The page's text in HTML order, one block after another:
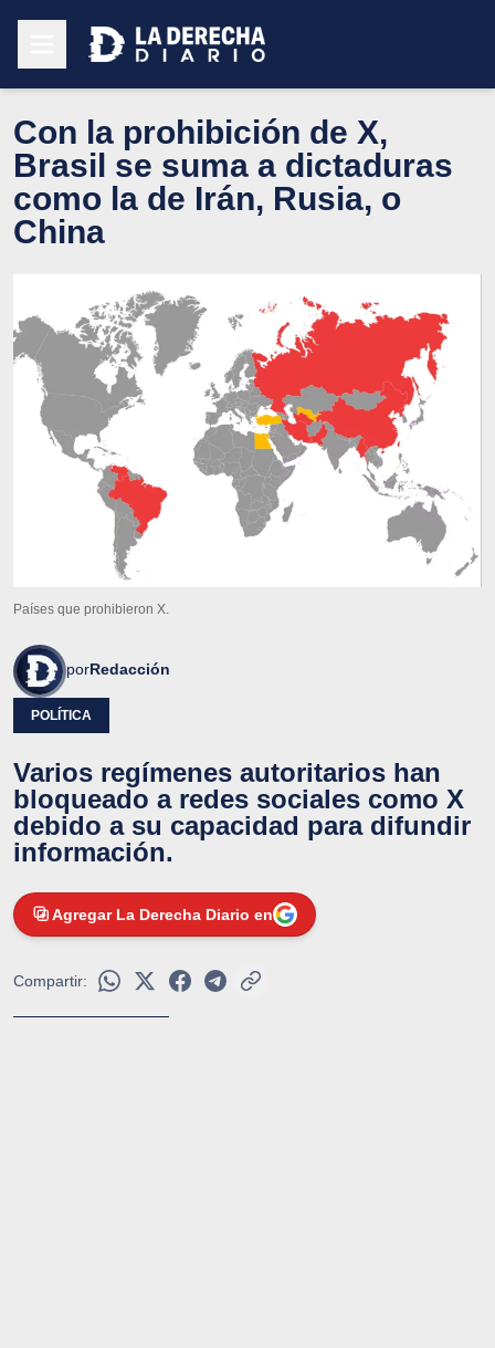
Con la prohibición de X,
Brasil se suma a dictaduras
como la de Irán, Rusia, o
China
Países que prohibieron X.
porRedacción
POLÍTICA
Varios regímenes autoritarios han
bloqueado a redes sociales como X
debido a su capacidad para difundir
información.
Agregar La Derecha Diario en
Compartir: